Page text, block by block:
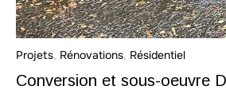
Projets, Rénovations, Résidentiel
Conversion et sous-oeuvre